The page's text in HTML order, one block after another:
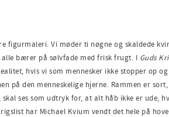
Vi møder ti nøgne og skaldede
bærer på sølvfade med frisk frugt. I Guds
hvis vi som mennesker ikke stopper op
på den menneskelige hjerne. Rammen er
ses som udtryk for, at alt håb ikke er ude,
har Michael Kvium vendt det hele på